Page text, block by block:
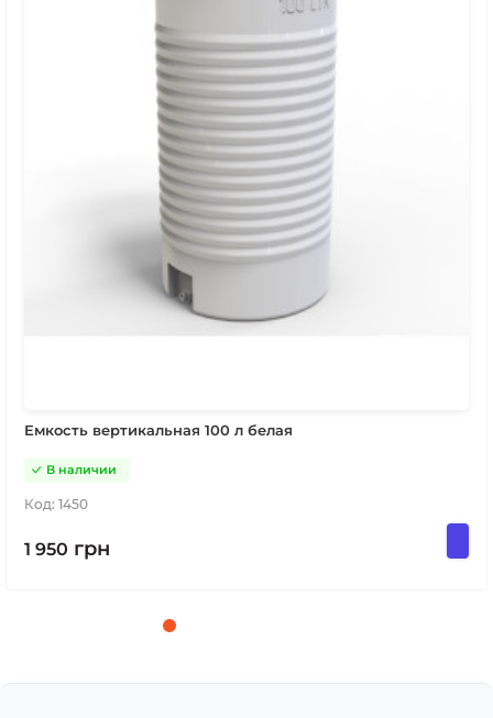
Емкость вертикальная 100 л белая
Код: 1450
В наличии
1 950 грн